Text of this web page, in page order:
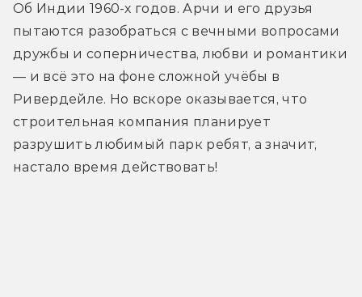
Об Индии 1960-х годов. Арчи и его друзья
пытаются разобраться с вечными вопросами
дружбы и соперничества, любви и романтики
— и всё это на фоне сложной учёбы в
Ривердейле. Но вскоре оказывается, что
строительная компания планирует
разрушить любимый парк ребят, а значит,
настало время действовать!